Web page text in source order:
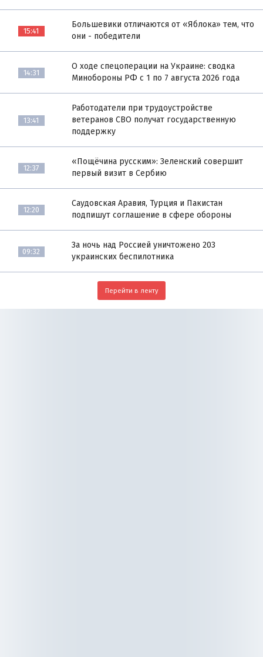
15:41
Большевики отличаются от «Яблока» тем, что
они - победители
14:31
О ходе спецоперации на Украине: сводка
Минобороны РФ с 1 по 7 августа 2026 года
13:41
Работодатели при трудоустройстве
ветеранов СВО получат государственную
поддержку
12:37
«Пощёчина русским»: Зеленский совершит
первый визит в Сербию
12:20
Саудовская Аравия, Турция и Пакистан
подпишут соглашение в сфере обороны
09:32
За ночь над Россией уничтожено 203
украинских беспилотника
Перейти в ленту